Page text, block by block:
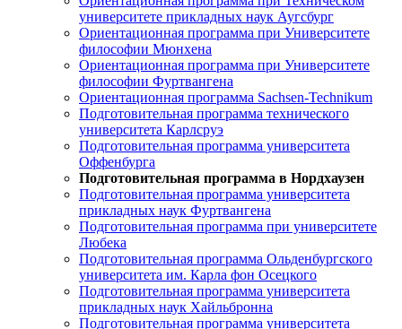
университете прикладных наук Аугсбург
Ориентационная программа при Университете
философии Мюнхена
Ориентационная программа при Университете
философии Фуртвангена
Ориентационная программа Sachsen-Technikum
Подготовительная программа технического
университета Карлсруэ
Подготовительная программа университета
Оффенбурга
Подготовительная программа в Нордхаузен
Подготовительная программа университета
прикладных наук Фуртвангена
Подготовительная программа при университете
Любека
Подготовительная программа Ольденбургского
университета им. Карла фон Осецкого
Подготовительная программа университета
прикладных наук Хайльбронна
Подготовительная программа университета